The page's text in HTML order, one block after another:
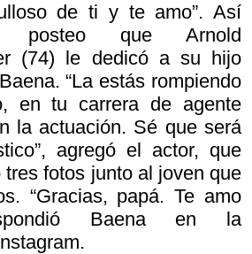
de ti y te amo”. Así
posteo que Arnold
(74) le dedicó a su hijo
“La estás rompiendo
en tu carrera de agente
la actuación. Sé que será
agregó el actor, que
fotos junto al joven que
“Gracias, papá. Te amo
Baena en la